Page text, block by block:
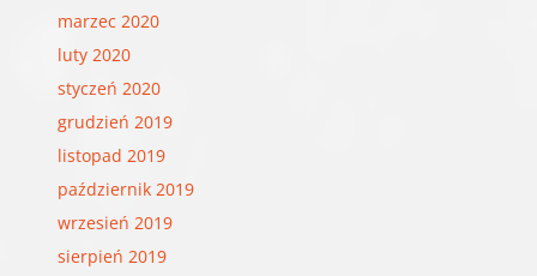
marzec 2020
luty 2020
styczeń 2020
grudzień 2019
listopad 2019
październik 2019
wrzesień 2019
sierpień 2019